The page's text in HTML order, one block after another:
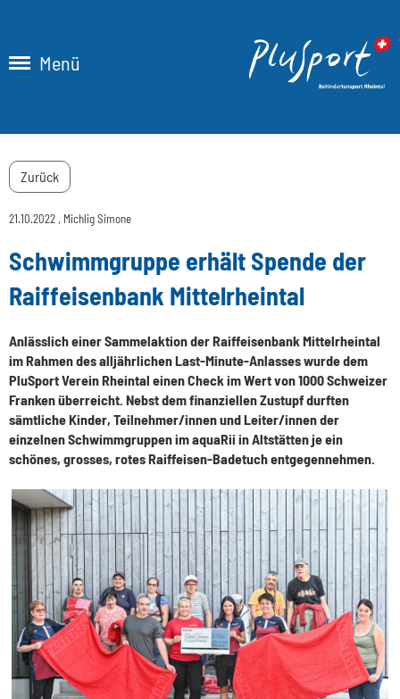
Menü
Zurück
21.10.2022 , Michlig Simone
Schwimmgruppe erhält Spende der
Raiffeisenbank Mittelrheintal
Anlässlich einer Sammelaktion der Raiffeisenbank Mittelrheintal
im Rahmen des alljährlichen Last-Minute-Anlasses wurde dem
PluSport Verein Rheintal einen Check im Wert von 1000 Schweizer
Franken überreicht. Nebst dem finanziellen Zustupf durften
sämtliche Kinder, Teilnehmer/innen und Leiter/innen der
einzelnen Schwimmgruppen im aquaRii in Altstätten je ein
schönes, grosses, rotes Raiffeisen-Badetuch entgegennehmen.